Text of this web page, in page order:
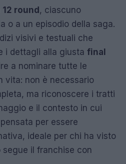
12 round , ciascuno
o a un episodio della saga.
visivi e testuali che
i dettagli alla giusta final
a nominare tutte le
vita: non è necessario
ma riconoscere i tratti
e il contesto in cui
per essere
ideale per chi ha visto
il franchise con